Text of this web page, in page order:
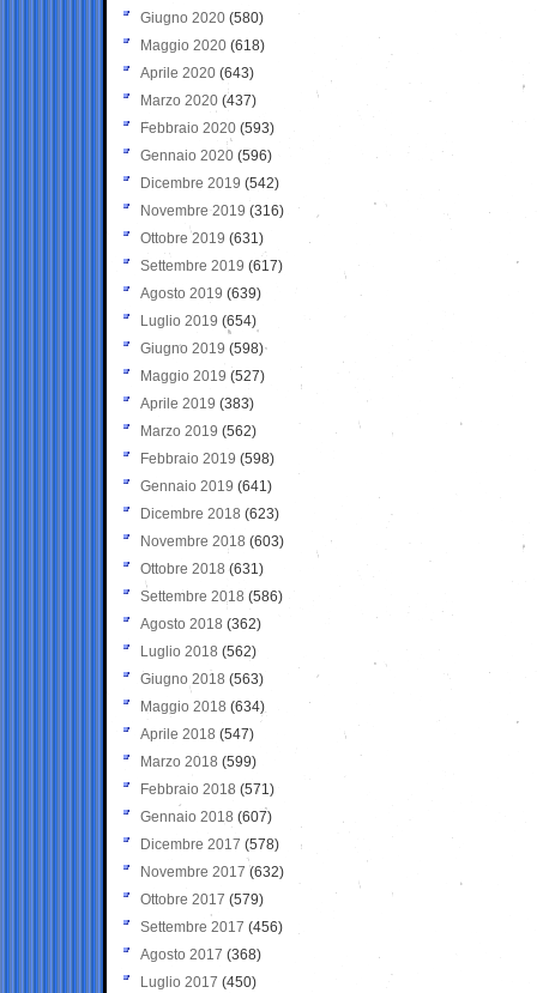
Giugno 2020 (580)
Maggio 2020 (618)
Aprile 2020 (643)
Marzo 2020 (437)
Febbraio 2020 (593)
Gennaio 2020 (596)
Dicembre 2019 (542)
Novembre 2019 (316)
Ottobre 2019 (631)
Settembre 2019 (617)
Agosto 2019 (639)
Luglio 2019 (654)
Giugno 2019 (598)
Maggio 2019 (527)
Aprile 2019 (383)
Marzo 2019 (562)
Febbraio 2019 (598)
Gennaio 2019 (641)
Dicembre 2018 (623)
Novembre 2018 (603)
Ottobre 2018 (631)
Settembre 2018 (586)
Agosto 2018 (362)
Luglio 2018 (562)
Giugno 2018 (563)
Maggio 2018 (634)
Aprile 2018 (547)
Marzo 2018 (599)
Febbraio 2018 (571)
Gennaio 2018 (607)
Dicembre 2017 (578)
Novembre 2017 (632)
Ottobre 2017 (579)
Settembre 2017 (456)
Agosto 2017 (368)
Luglio 2017 (450)